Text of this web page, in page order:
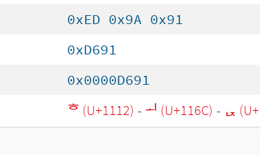
0xED 0x9A 0x91
0xD691
0x0000D691
ᄒ (U+1112) - ᅬ (U+116C) - ᆬ